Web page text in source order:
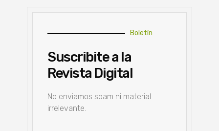
Boletín
Suscribite a la
Revista Digital
No enviamos spam ni material
irrelevante.